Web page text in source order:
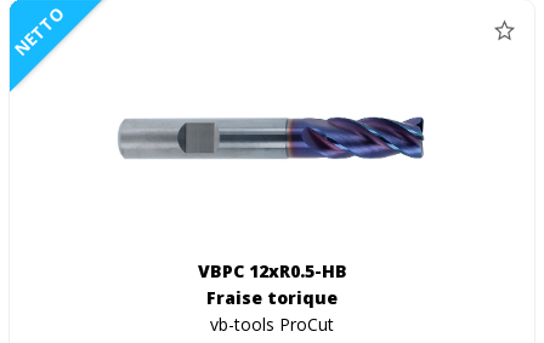
NETTO
VBPC 12xR0.5-HB
Fraise torique
vb-tools ProCut